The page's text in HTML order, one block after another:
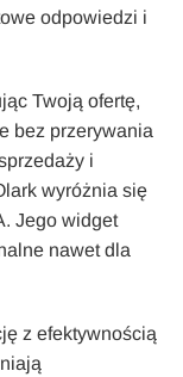
odpowiedzi i
Twoją ofertę,
bez przerywania
i
wyróżnia się
Jego widget
nawet dla
z efektywnością